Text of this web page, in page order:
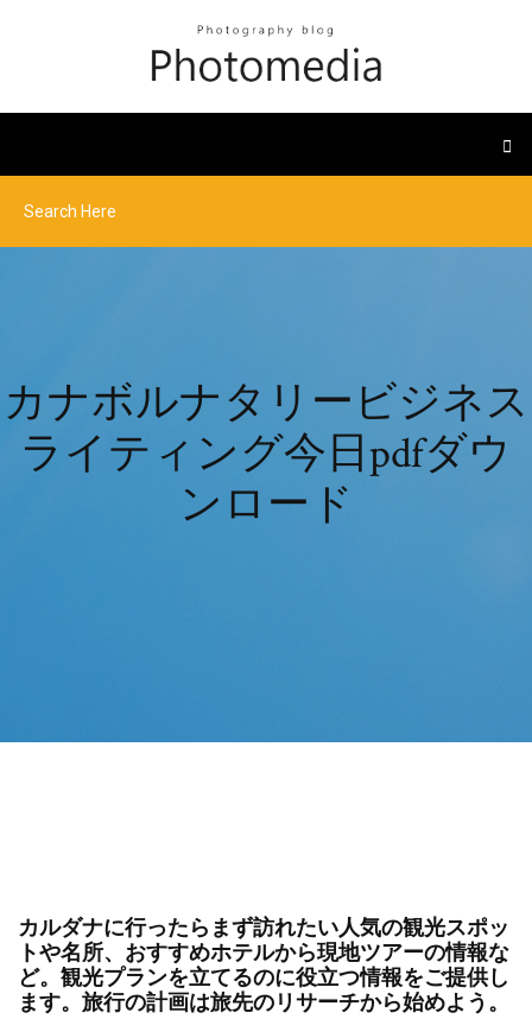
カナボルナタリービジネス
ライティング今日pdfダウ
ンロード
カルダナに行ったらまず訪れたい人気の観光スポッ
トや名所、おすすめホテルから現地ツアーの情報な
ど。観光プランを立てるのに役立つ情報をご提供し
ます。旅行の計画は旅先のリサーチから始めよう。